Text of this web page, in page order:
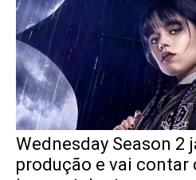
Wednesday Season 2
produção e vai contar